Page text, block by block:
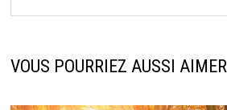
VOUS POURRIEZ AUSSI AIMER